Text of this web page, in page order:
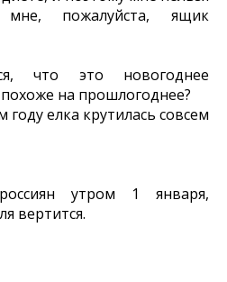
пожалуйста, ящик
что это новогоднее
на прошлогоднее?
елка крутилась совсем
утром 1 января,
вертится.